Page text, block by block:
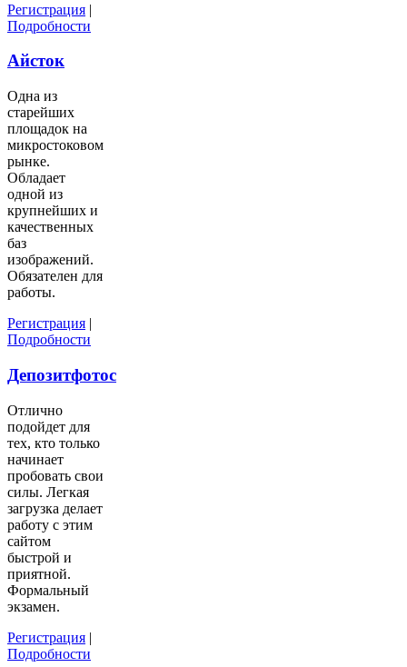
Регистрация |
Подробности
Айсток
Одна из
старейших
площадок на
микростоковом
рынке.
Обладает
одной из
крупнейших и
качественных
баз
изображений.
Обязателен для
работы.
Регистрация |
Подробности
Депозитфотос
Отлично
подойдет для
тех, кто только
начинает
пробовать свои
силы. Легкая
загрузка делает
работу с этим
сайтом
быстрой и
приятной.
Формальный
экзамен.
Регистрация |
Подробности